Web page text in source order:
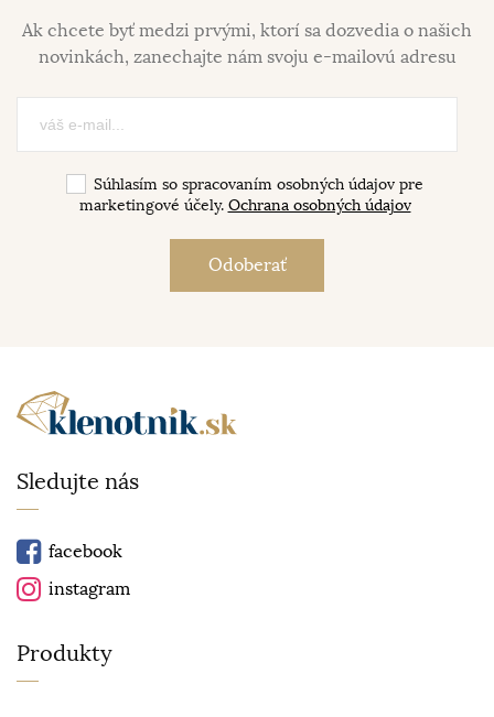
Ak chcete byť medzi prvými, ktorí sa dozvedia o našich
novinkách, zanechajte nám svoju e-mailovú adresu
Súhlasím so spracovaním osobných údajov pre
marketingové účely. Ochrana osobných údajov
Sledujte nás
facebook
instagram
Produkty